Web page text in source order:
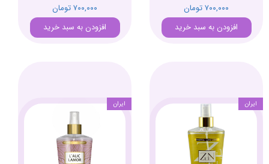
۷۰۰,۰۰۰ تومان
افزودن به سبد خرید
۷۰۰,۰۰۰ تومان
افزودن به سبد خرید
ایران ایران